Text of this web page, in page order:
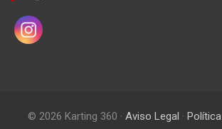
© 2026 Karting 360 · Aviso Legal ·